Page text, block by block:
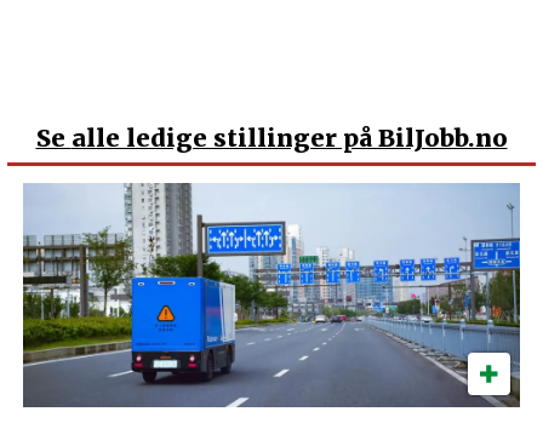
Se alle ledige stillinger på BilJobb.no